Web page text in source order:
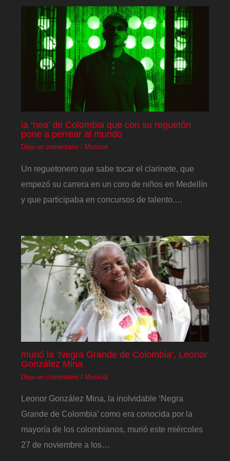
la ‘nea’ de Colombia que con su reguetón
pone a perrear al mundo
Deja un comentario / Musical
Un reguetonero que sabe tocar el clarinete, que
empezó su carrera en un coro de niños en Medellín
y que participaba en concursos de talento.…
murió la ‘Negra Grande de Colombia’, Leonor
González Mina
Deja un comentario / Musical
Leonor González Mina, la inolvidable ‘Negra
Grande de Colombia’ como era conocida por la
mayoría de los colombianos, murió este miércoles
27 de noviembre a los…